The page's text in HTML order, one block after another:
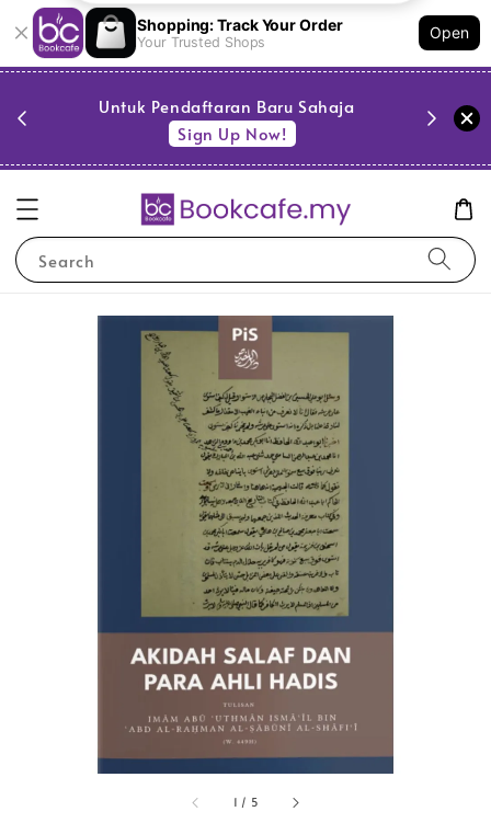
Shopping: Track Your Order
Your Trusted Shops
Open
Untuk Pendaftaran Baru Sahaja
Sign Up Now!
Search
1 / 5